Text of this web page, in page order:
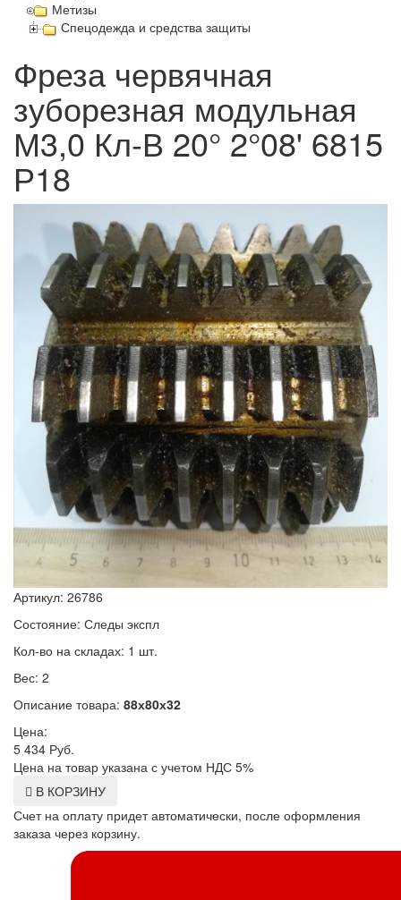
Метизы
Спецодежда и средства защиты
Фреза червячная
зуборезная модульная
М3,0 Кл-В 20° 2°08' 6815
Р18
Артикул: 26786
Состояние: Следы экспл
Кол-во на складах: 1 шт.
Вес: 2
Описание товара: 88х80х32
Цена:
5 434 Руб.
Цена на товар указана с учетом НДС 5%
В КОРЗИНУ
Счет на оплату придет автоматически, после оформления
заказа через корзину.